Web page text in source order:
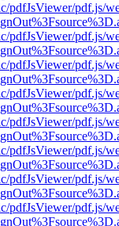
pdfJsViewer/pdf.js/
pdfJsViewer/pdf.js/
pdfJsViewer/pdf.js/
pdfJsViewer/pdf.js/
pdfJsViewer/pdf.js/
pdfJsViewer/pdf.js/
pdfJsViewer/pdf.js/
pdfJsViewer/pdf.js/